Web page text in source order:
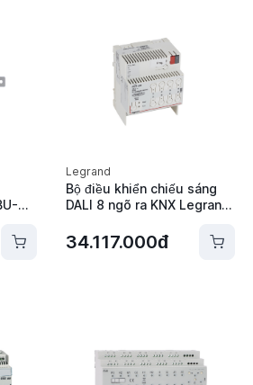
Legrand
Bộ điều khiển chiếu sáng
DALI 8 ngõ ra KNX Legrand
34.117.000đ